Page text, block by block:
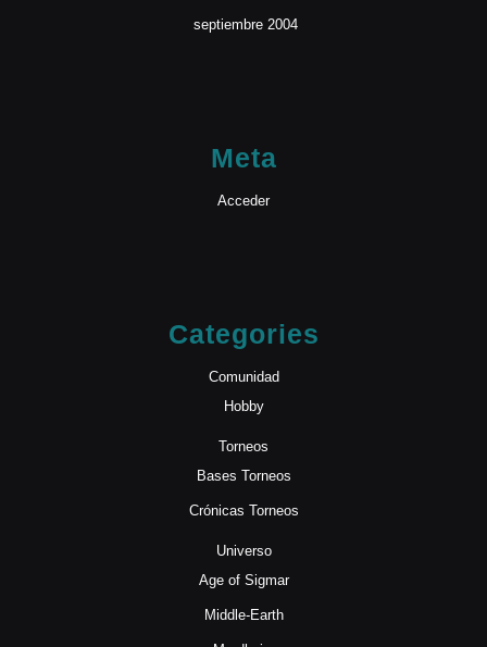
septiembre 2004
Meta
Acceder
Categories
Comunidad
Hobby
Torneos
Bases Torneos
Crónicas Torneos
Universo
Age of Sigmar
Middle-Earth